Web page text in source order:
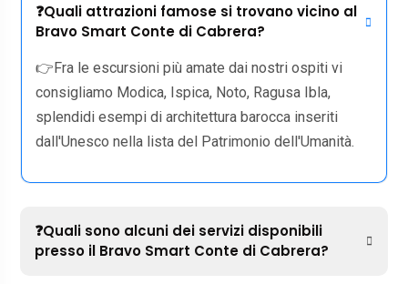
❓Quali attrazioni famose si trovano vicino al
Bravo Smart Conte di Cabrera?
👉Fra le escursioni più amate dai nostri ospiti vi
consigliamo Modica, Ispica, Noto, Ragusa Ibla,
splendidi esempi di architettura barocca inseriti
dall'Unesco nella lista del Patrimonio dell'Umanità.
❓Quali sono alcuni dei servizi disponibili
presso il Bravo Smart Conte di Cabrera?